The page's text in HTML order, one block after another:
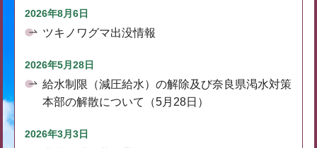
2026年8月6日
ツキノワグマ出没情報
2026年5月28日
給水制限（減圧給水）の解除及び奈良県渇水対策
本部の解散について（5月28日）
2026年3月3日